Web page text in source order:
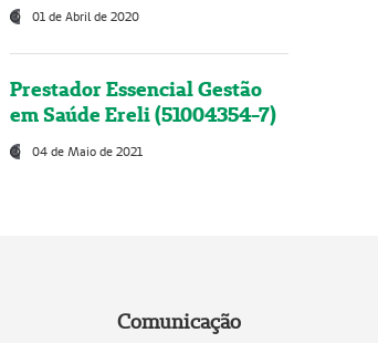
01 de Abril de 2020
Prestador Essencial Gestão
em Saúde Ereli (51004354-7)
04 de Maio de 2021
Comunicação